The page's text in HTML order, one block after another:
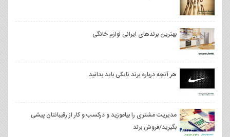
بهترین برندهای ایرانی لوازم خانگی
هر آنچه درباره برند نایکی باید بدانید
مدیریت مشتری را بیاموزید و درکسب و کار از رقیبانتان پیشی
بگیرید/فروش برند